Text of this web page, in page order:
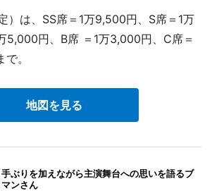
）は、SS席＝1万9,500円、S席＝1万
5,000円、B席 ＝1万3,000円、C席＝
。
地図を見る
ぶりを加えながら主演舞台への思いを語るブ
ンさん